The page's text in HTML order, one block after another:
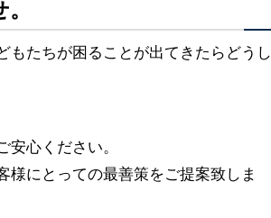
もたちが困ることが出てきたらどうし
心ください。
にとっての最善策をご提案致しま